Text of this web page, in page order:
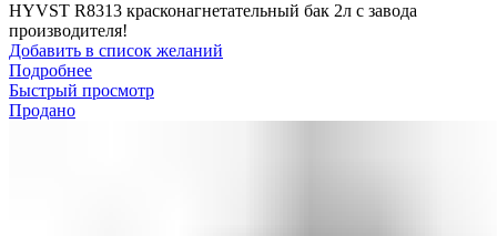
HYVST R8313 красконагнетательный бак 2л с завода
производителя!
Добавить в список желаний
Подробнее
Быстрый просмотр
Продано